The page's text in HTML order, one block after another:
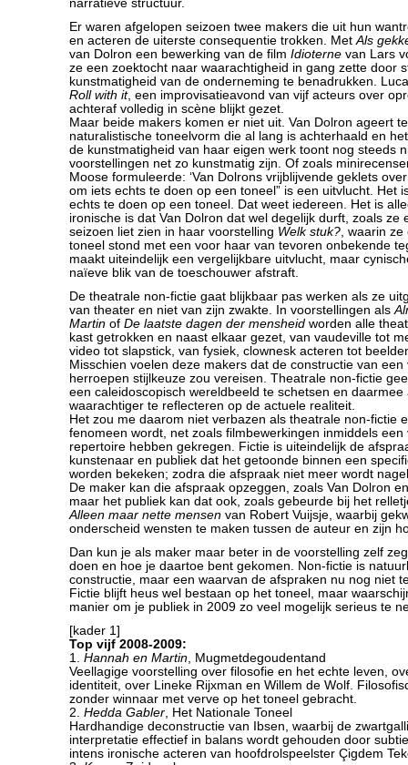
narratieve structuur.
Er waren afgelopen seizoen twee makers die uit hun
en acteren de uiterste consequentie trokken. MetAls
van Dolron een bewerking van de film Idioterne van Lars
ze een zoektocht naar waarachtigheid in gang zette door
kunstmatigheid van de onderneming te benadrukken.
Roll with it, een improvisatieavond van vijf acteurs over
achteraf volledig in scène blijkt gezet.
Maar beide makers komen er niet uit. Van Dolron ageert
naturalistische toneelvorm die al lang is achterhaald en
de kunstmatigheid van haar eigen werk toont nog steeds
voorstellingen net zo kunstmatig zijn. Of zoals
Moose formuleerde: ‘Van Dolrons vrijblijvende geklets
om iets echts te doen op een toneel” is een uitvlucht. Het
echts te doen op een toneel. Dat weet iedereen. Het is
ironische is dat Van Dolron dat wel degelijk durft, zoals ze
seizoen liet zien in haar voorstelling Welk stuk?, waarin ze
toneel stond met een voor haar van tevoren onbekende
maakt uiteindelijk een vergelijkbare uitvlucht, maar
naïeve blik van de toeschouwer afstraft.
De theatrale non-fictie gaat blijkbaar pas werken als ze
van theater en niet van zijn zwakte. In voorstellingen als
Martin of De laatste dagen der mensheid worden alle
kast getrokken en naast elkaar gezet, van vaudeville tot
video tot slapstick, van fysiek, clownesk acteren tot
Misschien voelen deze makers dat de constructie van
herroepen stijlkeuze zou vereisen. Theatrale non-fictie
een caleidoscopisch wereldbeeld te schetsen en daarmee
waarachtiger te reflecteren op de actuele realiteit.
Het zou me daarom niet verbazen als theatrale non-fictie
fenomeen wordt, net zoals filmbewerkingen inmiddels een
repertoire hebben gekregen. Fictie is uiteindelijk de
kunstenaar en publiek dat het getoonde binnen een
worden bekeken; zodra die afspraak niet meer wordt
De maker kan die afspraak opzeggen, zoals Van Dolron
maar het publiek kan dat ook, zoals gebeurde bij het
Alleen maar nette mensen van Robert Vuijsje, waarbij
onderscheid wensten te maken tussen de auteur en zijn
Dan kun je als maker maar beter in de voorstelling zelf
doen en hoe je daartoe bent gekomen. Non-fictie is
constructie, maar een waarvan de afspraken nu nog niet
Fictie blijft heus wel bestaan op het toneel, maar
manier om je publiek in 2009 zo veel mogelijk serieus te
[kader 1]
Top vijf 2008-2009:
1. Hannah en Martin, Mugmetdegoudentand
Veellagige voorstelling over filosofie en het echte leven,
identiteit, over Lineke Rijxman en Willem de Wolf.
zonder winnaar met verve op het toneel gebracht.
2. Hedda Gabler, Het Nationale Toneel
Hardhandige deconstructie van Ibsen, waarbij de
interpretatie effectief in balans wordt gehouden door
intens ironische acteren van hoofdrolspeelster Çigdem